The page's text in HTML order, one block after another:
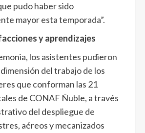
pudo haber sido
mayor esta temporada”.
y aprendizajes
los asistentes pudieron
del trabajo de los
que conforman las 21
de CONAF Ñuble, a través
del despliegue de
aéreos y mecanizados